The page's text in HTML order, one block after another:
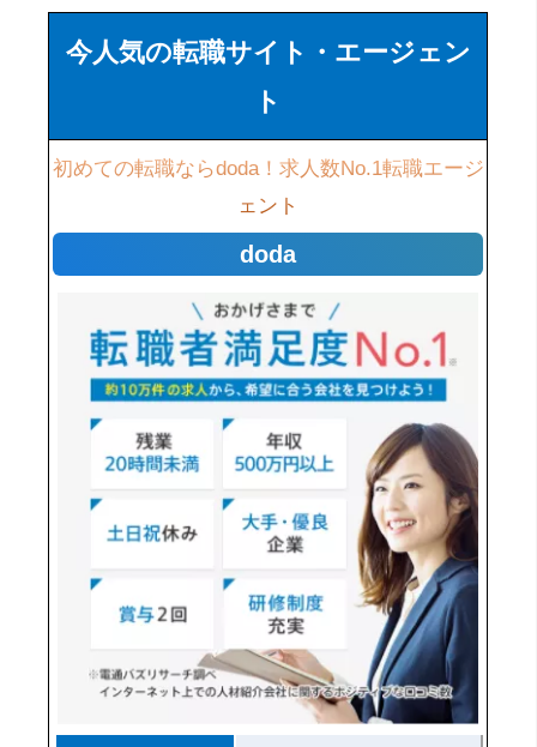
今人気の転職サイト・エージェン
ト
初めての転職ならdoda！求人数No.1転職エージ
ェント
doda